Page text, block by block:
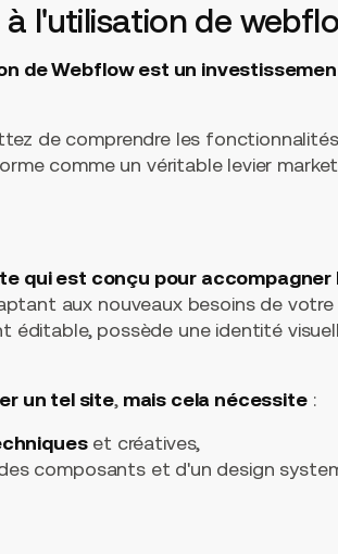
à l'utilisation de
de Webflow est un
de comprendre les
comme un véritable levier
qui est conçu pour accompagner
aux nouveaux besoins de
éditable, possède une identité
un tel site, mais cela nécessite:
et créatives,
composants et d'un design